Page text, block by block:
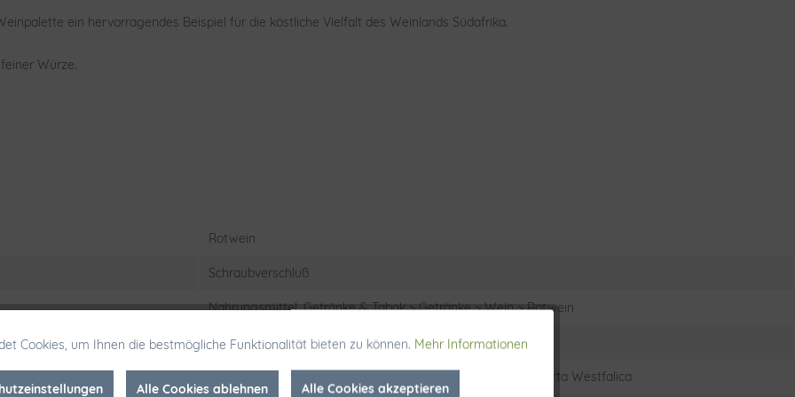
ein hervorragendes Beispiel für die köstliche Vielfalt des Weinlands Südafrika.
Würze.
Rotwein
Schraubverschluß
Nahrungsmittel, Getränke & Tabak > Getränke > Wein > Rotwein
Cabernet Sauvignon
Friedrich Klocke GmbH & Co. KG- Vogelparadies 2- 32457 Porta Westfalica
Aktiv
Cookies, um Ihnen die bestmögliche Funktionalität bieten zu können. Mehr Informationen
Alle Cookies ablehnen Alle Cookies akzeptieren